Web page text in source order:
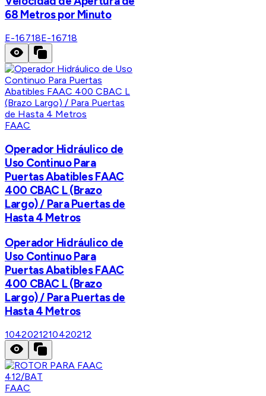
68 Metros por Minuto
E-16718E-16718
FAAC
Operador Hidráulico de
Uso Continuo Para
Puertas Abatibles FAAC
400 CBAC L (Brazo
Largo) / Para Puertas de
Hasta 4 Metros
Operador Hidráulico de
Uso Continuo Para
Puertas Abatibles FAAC
400 CBAC L (Brazo
Largo) / Para Puertas de
Hasta 4 Metros
1042021210420212
FAAC